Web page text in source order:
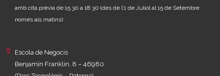
amb cita prèvia de 15.30 a 18.30 (des de l’1 de Juliol al 15 de Setembre
només als matins)
Escola de Negocis
Benjamín Franklin, 8 – 46980